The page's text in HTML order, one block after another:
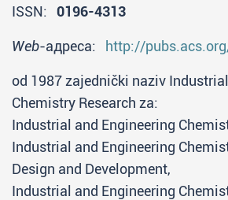
ISSN: 0196-4313
Web-адреса: http://
od 1987 zajednički naziv
Chemistry Research za:
Industrial and Engineering
Industrial and Engineering
Design and Development,
Industrial and Engineering